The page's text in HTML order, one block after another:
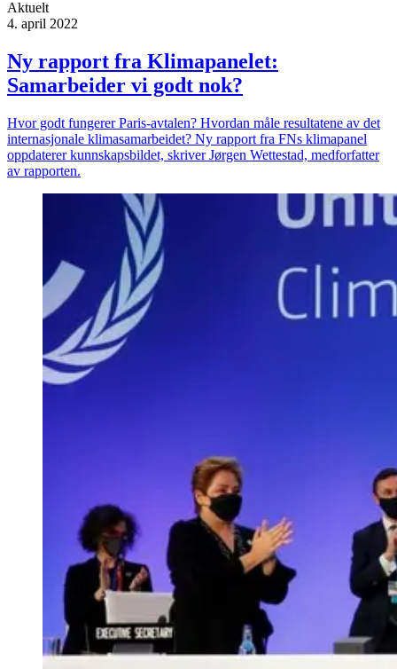
Aktuelt
4. april 2022
Ny rapport fra Klimapanelet:
Samarbeider vi godt nok?
Hvor godt fungerer Paris-avtalen? Hvordan måle resultatene av det
internasjonale klimasamarbeidet? Ny rapport fra FNs klimapanel
oppdaterer kunnskapsbildet, skriver Jørgen Wettestad, medforfatter
av rapporten.